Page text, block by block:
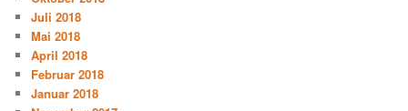
Juli 2018
Mai 2018
April 2018
Februar 2018
Januar 2018